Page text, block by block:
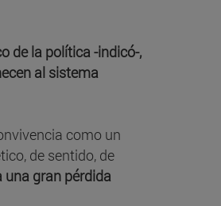
de la política -indicó-,
al sistema
como un
de sentido, de
una gran pérdida